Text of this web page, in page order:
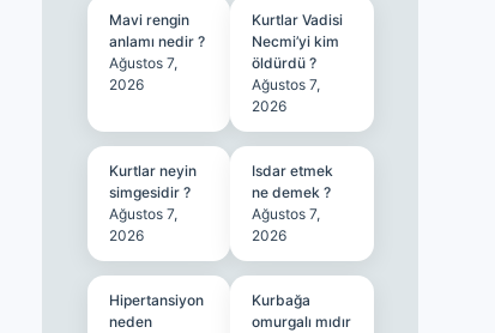
Mavi rengin
anlamı nedir ?
Ağustos 7,
2026
Kurtlar Vadisi
Necmi’yi kim
öldürdü ?
Ağustos 7,
2026
Kurtlar neyin
simgesidir ?
Ağustos 7,
2026
Isdar etmek
ne demek ?
Ağustos 7,
2026
Hipertansiyon
neden
Kurbağa
omurgalı mıdır